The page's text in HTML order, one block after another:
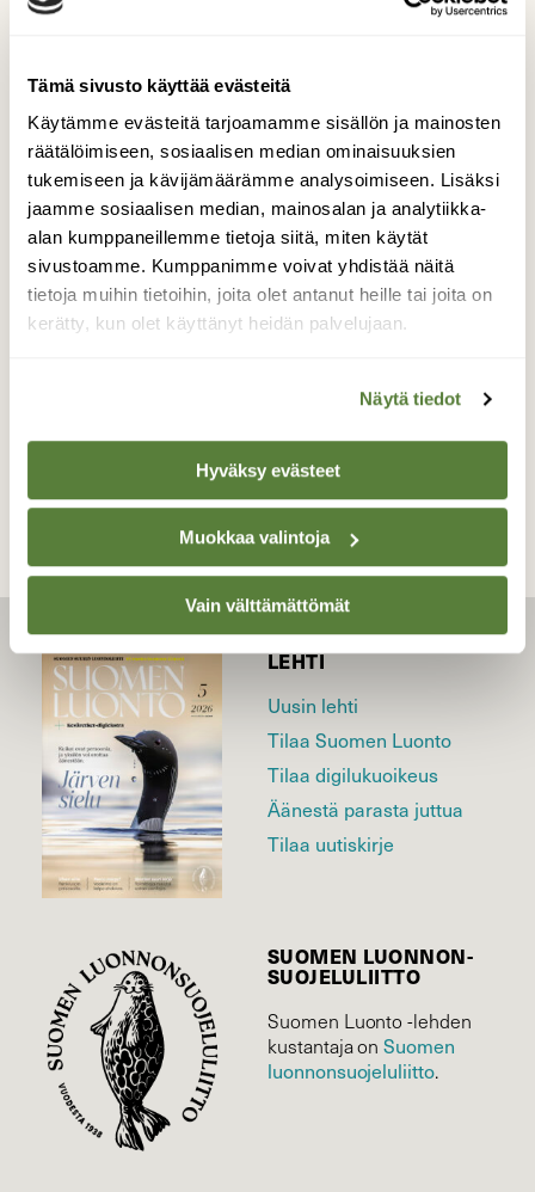
Tämä sivusto käyttää evästeitä
Käytämme evästeitä tarjoamamme sisällön ja mainosten
räätälöimiseen, sosiaalisen median ominaisuuksien
tukemiseen ja kävijämäärämme analysoimiseen. Lisäksi
jaamme sosiaalisen median, mainosalan ja analytiikka-
alan kumppaneillemme tietoja siitä, miten käytät
sivustoamme. Kumppanimme voivat yhdistää näitä
tietoja muihin tietoihin, joita olet antanut heille tai joita on
kerätty, kun olet käyttänyt heidän palvelujaan.
Näytä tiedot
Hyväksy evästeet
Muokkaa valintoja
Vain välttämättömät
Haavanlehtikuoriainen
Ruokailee pajunlehdellä.
Valokuvaaja: Tarja Naukkarinen, Savitaipale
18.5.2026
TAKAISIN LISTAAN
LEHTI
Uusin lehti
Tilaa Suomen Luonto
Tilaa digilukuoikeus
Äänestä parasta juttua
Tilaa uutiskirje
SUOMEN LUONNON­
SUOJELU­LIITTO
Suomen Luonto -lehden
kustantaja onSuomen
luonnonsuojelu­liitto.